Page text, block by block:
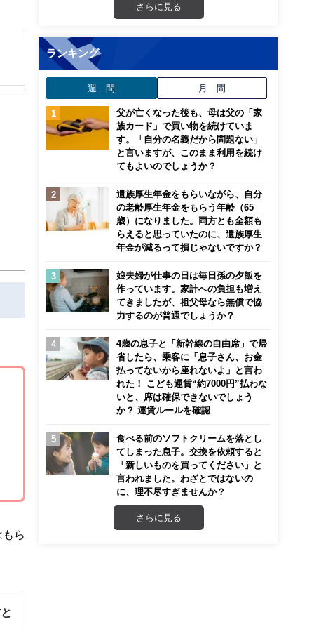
き
ら
さらに見る
ランキング
週 間 月 間
父が亡くなった後も、母は父の「家
族カード」で買い物を続けていま
す。「自分の名義だから問題ない」
と言いますが、このまま利用を続け
てもよいのでしょうか？
遺族厚生年金をもらいながら、自分
の老齢厚生年金をもらう年齢（65
歳）になりました。両方とも全額も
らえると思っていたのに、遺族厚生
年金が減るって損じゃないですか？
娘夫婦が仕事の日は毎日孫の夕飯を
作っています。家計への負担も増え
てきましたが、祖父母なら無償で協
力するのが普通でしょうか？
4歳の息子と「新幹線の自由席」で帰
省したら、乗客に「息子さん、お金
払ってないから座れないよ」と言わ
れた！ こども運賃“約7000円”払わな
いと、席は確保できないでしょう
か？ 運賃ルールを確認
食べる前のソフトクリームを落とし
てしまった息子。交換を依頼すると
「新しいものを買ってください」と
言われました。わざとではないの
に、理不尽すぎませんか？
さらに見る